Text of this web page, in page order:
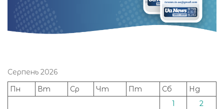
Серпень 2026
Пн
Вт Ср Чт Пт Сб
Нд
1
2